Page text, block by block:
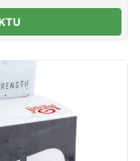
tření a delší a
barvy Barva